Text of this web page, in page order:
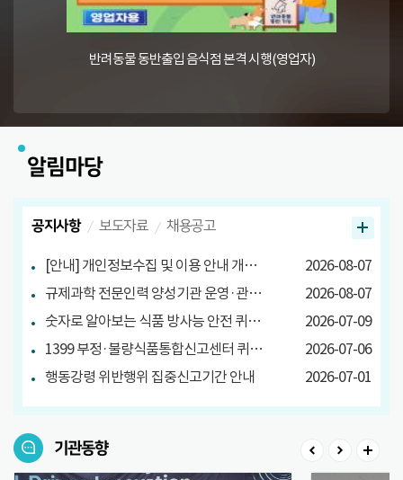
반려동물 동반출입 음식점 본격 시행(영업자)
알림마당
공지사항
[안내] 개인정보수집 및 이용 안내 개정 안내
2026-08-07
규제과학 전문인력 양성기관 운영·관리방안 마련 연구 관련 설문조사
2026-08-07
숫자로 알아보는 식품 방사능 안전 퀴즈 당첨자 발표
2026-07-09
1399 부정·불량식품통합신고센터 퀴즈 이벤트 당첨자 발표
2026-07-06
행동강령 위반행위 집중신고기간 안내
2026-07-01
보도자료 채용공고
기관동향